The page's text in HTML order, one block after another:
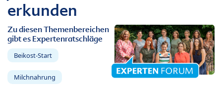
erkunden
Zu diesen Themenbereichen
gibt es Expertenratschläge
Beikost-Start
Milchnahrung